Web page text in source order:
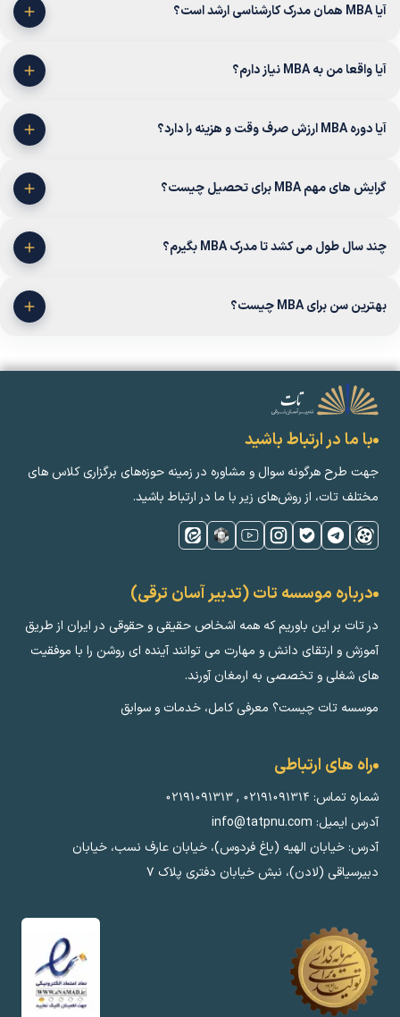
آیا MBA همان مدرک کارشناسی ارشد است؟
آیا واقعا من به MBA نیاز دارم؟
آیا دوره MBA ارزش صرف وقت و هزینه را دارد؟
گرایش های مهم MBA برای تحصیل چیست؟
چند سال طول می کشد تا مدرک MBA بگیرم؟
بهترین سن برای MBA چیست؟
با ما در ارتباط باشید
جهت طرح هرگونه سوال و مشاوره در زمینه‌ حوزه‌های برگزاری کلاس ‌های
مختلف تات، از روش‌های زیر با ما در ارتباط باشید.
درباره موسسه تات (تدبیر آسان ترقی)
در تات بر این باوریم که همه اشخاص حقیقی و حقوقی در ایران از طریق
آموزش و ارتقای دانش و مهارت می توانند آینده ای روشن را با موفقیت
های شغلی و تخصصی به ارمغان آورند.
موسسه تات چیست؟ معرفی کامل، خدمات و سوابق
راه های ارتباطی
شماره تماس: ۰۲۱۹۱۰۹۱۳۱۴ ,۰۲۱۹۱۰۹۱۳۱۳
آدرس ایمیل: info@tatpnu.com
آدرس: خیابان الهيه (باغ فردوس)، خیابان عارف نسب، خیابان
دبیرسیاقی (لادن)، نبش خیابان دفتری پلاک ٧